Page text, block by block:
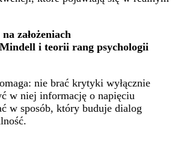
założeniach
Mindell i teorii rang psychologii
nie brać krytyki wyłącznie
w niej informację o napięciu
w sposób, który buduje dialog